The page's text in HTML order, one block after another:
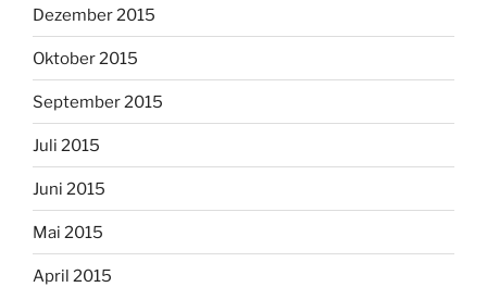
Dezember 2015
Oktober 2015
September 2015
Juli 2015
Juni 2015
Mai 2015
April 2015